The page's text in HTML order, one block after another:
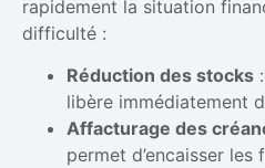
rapidement la situation
difficulté :
Réduction des stocks
libère immédiatement
Affacturage des
permet d’encaisser